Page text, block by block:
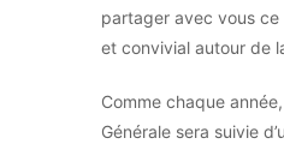
partager avec vous
et convivial autour de
Comme chaque année,
Générale sera suivie